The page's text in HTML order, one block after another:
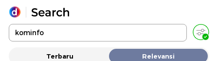
Yang sedang ramai dicari
Terbaru Relevansi